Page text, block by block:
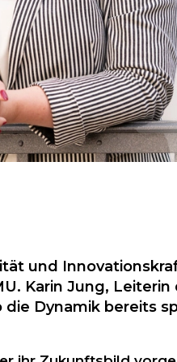
und
Karin Jung,
Dynamik bereits